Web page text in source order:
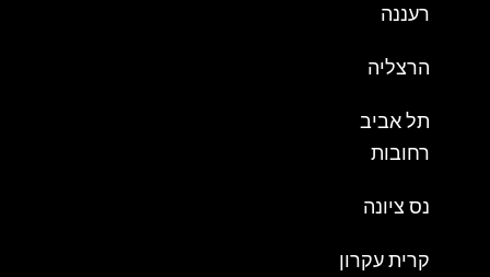
רעננה
הרצליה
תל אביב
רחובות
נס ציונה
קרית עקרון